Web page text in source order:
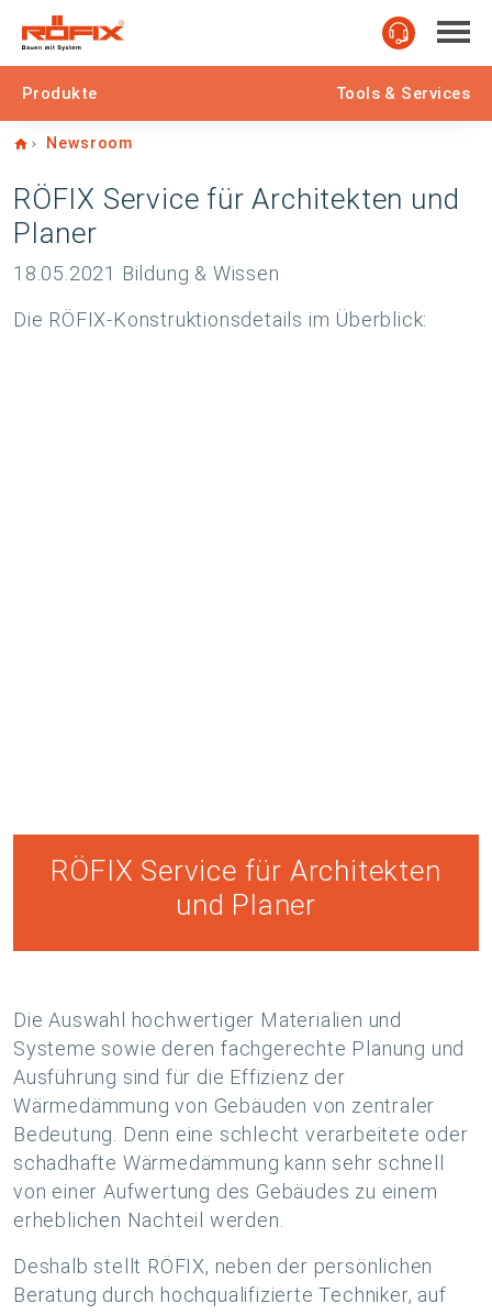
Produkte Tools & Services
Home
Newsroom
RÖFIX Service für Architekten und
Planer
18.05.2021 Bildung & Wissen
Die RÖFIX-Konstruktionsdetails im Überblick:
RÖFIX Service für Architekten
und Planer
Die Auswahl hochwertiger Materialien und
Systeme sowie deren fachgerechte Planung und
Ausführung sind für die Effizienz der
Wärmedämmung von Gebäuden von zentraler
Bedeutung. Denn eine schlecht verarbeitete oder
schadhafte Wärmedämmung kann sehr schnell
von einer Aufwertung des Gebäudes zu einem
erheblichen Nachteil werden.
Deshalb stellt RÖFIX, neben der persönlichen
Beratung durch hochqualifizierte Techniker, auf